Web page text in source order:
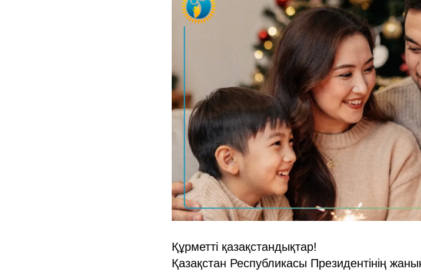
Құрметті қазақстандықтар!
Қазақстан Республикасы Президентінің